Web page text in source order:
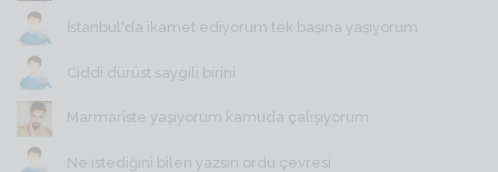
İstanbul'da ikamet ediyorum tek başına yaşıyorum
Ciddi dürüst saygili birini
Marmariste yaşıyorum kamuda çalışıyorum
Ne istediğini bilen yazsın ordu çevresi